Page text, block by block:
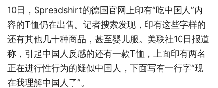
10日，Spreadshirt的德国官网上印有“吃中国人”内
容的T恤仍在出售。记者搜索发现，印有这些字样的
还有其他几十种商品，甚至婴儿服。美联社10日报道
称，引起中国人反感的还有一款T恤，上面印有两名
正在进行性行为的疑似中国人，下面写有一行字“现
在我理解中国人了”。